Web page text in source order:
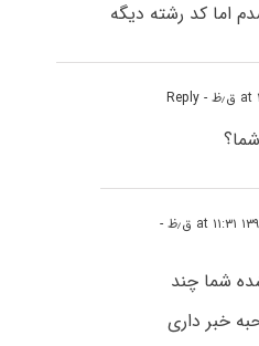
اما کد رشته دیگه
- Reply
-
بنده ۷ شده شما چند
خبر داری